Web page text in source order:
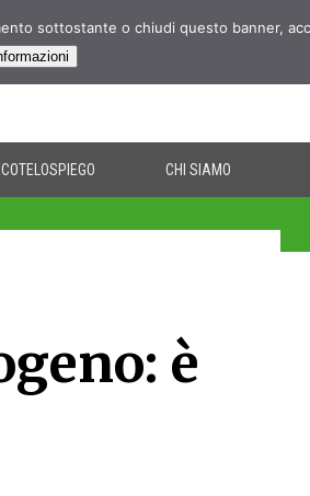
CHI SIAMO
è
sottostante o chiudi questo banner,